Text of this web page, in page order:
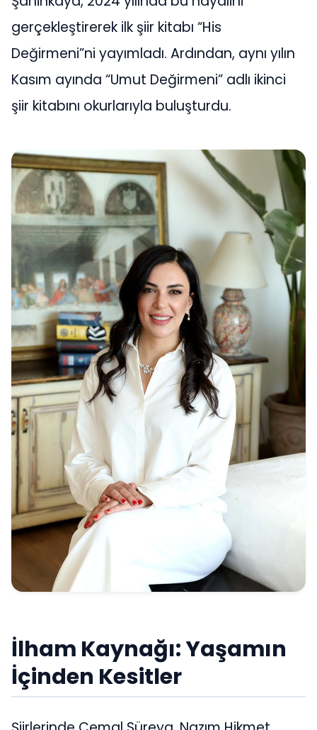
gerçekleştirerek ilk şiir kitabı “His
Değirmeni”ni yayımladı. Ardından, aynı yılın
Kasım ayında “Umut Değirmeni” adlı ikinci
şiir kitabını okurlarıyla buluşturdu.
İlham Kaynağı: Yaşamın
İçinden Kesitler